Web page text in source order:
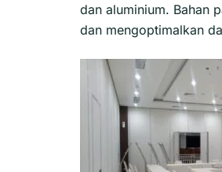
dan aluminium. Bahan
dan mengoptimalkan